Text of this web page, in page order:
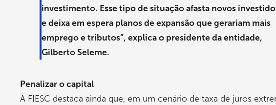
investimento. Esse tipo de situação afasta novos
e deixa em espera planos de expansão que gerariam mais
emprego e tributos”, explica o presidente da entidade,
Gilberto Seleme.
Penalizar o capital
A FIESC destaca ainda que, em um cenário de taxa de juros